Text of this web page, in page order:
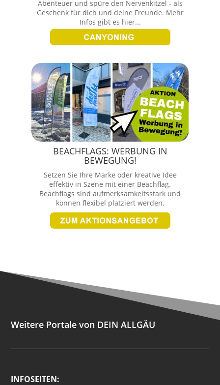
Abenteuer und spüre den Nervenkitzel - als
Geschenk für dich und deine Freunde. Mehr
Infos gibt es hier...
BEACHFLAGS: WERBUNG IN
BEWEGUNG!
Setzen Sie Ihre Marke oder kreative Idee
effektiv in Szene mit einer Beachflag.
Beachflags sind aufmerksamkeitsstark und
können flexibel platziert werden.
Weitere Portale von DEIN ALLGÄU
INFOSEITEN: